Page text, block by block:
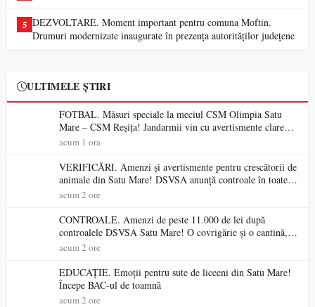
5 DEZVOLTARE. Moment important pentru comuna Moftin.
Drumuri modernizate inaugurate în prezența autorităților județene
ULTIMELE ȘTIRI
FOTBAL. Măsuri speciale la meciul CSM Olimpia Satu
Mare – CSM Reșița! Jandarmii vin cu avertismente clare
pentru suporteri
acum 1 ora
VERIFICĂRI. Amenzi și avertismente pentru crescătorii de
animale din Satu Mare! DSVSA anunță controale în toate
gospodăriile și face apel la respectarea legii
acum 2 ore
CONTROALE. Amenzi de peste 11.000 de lei după
controalele DSVSA Satu Mare! O covrigărie și o cantină,
sancționate pentru nereguli
acum 2 ore
EDUCAȚIE. Emoții pentru sute de liceeni din Satu Mare!
Începe BAC-ul de toamnă
acum 2 ore